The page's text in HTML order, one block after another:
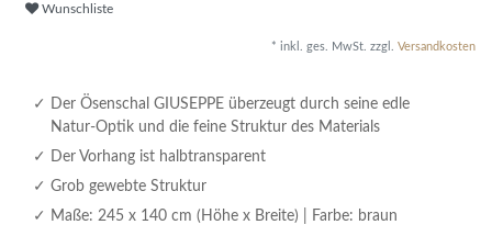
Wunschliste
* inkl. ges. MwSt. zzgl. Versandkosten
Der Ösenschal GIUSEPPE überzeugt durch seine edle
Natur-Optik und die feine Struktur des Materials
Der Vorhang ist halbtransparent
Grob gewebte Struktur
Maße: 245 x 140 cm (Höhe x Breite) | Farbe: braun